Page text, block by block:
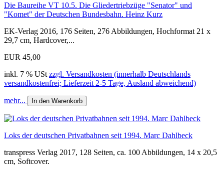
Die Baureihe VT 10.5. Die Gliedertriebzüge "Senator" und
"Komet" der Deutschen Bundesbahn. Heinz Kurz
EK-Verlag 2016, 176 Seiten, 276 Abbildungen, Hochformat 21 x
29,7 cm, Hardcover,...
EUR 45,00
inkl. 7 % USt zzgl. Versandkosten (innerhalb Deutschlands
versandkostenfrei; Lieferzeit 2-5 Tage, Ausland abweichend)
mehr... In den Warenkorb
Loks der deutschen Privatbahnen seit 1994. Marc Dahlbeck
transpress Verlag 2017, 128 Seiten, ca. 100 Abbildungen, 14 x 20,5
cm, Softcover.